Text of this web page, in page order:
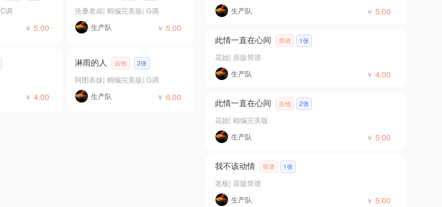
C调
￥5.00
沧桑老叔| 精编完美版| G调
生产队
￥ 5.00
￥4.00
淋雨的人 吉他 3张
阿图表妹| 精编完美版| G调
生产队
￥ 6.00
生产队
￥ 5.00
此情一直在心间 简谱 1张
花姐| 原版简谱
生产队
￥ 4.00
此情一直在心间 吉他 2张
花姐| 精编完美版
生产队
￥ 5.00
我不该动情 简谱 1张
老板| 原版简谱
生产队
￥ 5.00